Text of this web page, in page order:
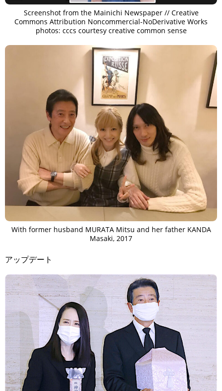
Screenshot from the Mainichi Newspaper // Creative
Commons Attribution Noncommercial-NoDerivative Works
photos: cccs courtesy creative common sense
With former husband MURATA Mitsu and her father KANDA
Masaki, 2017
アップデート